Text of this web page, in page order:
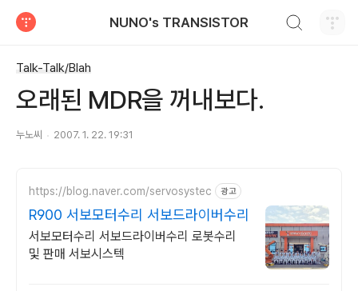
NUNO's TRANSISTOR
Talk-Talk/Blah
오래된 MDR을 꺼내보다.
누노씨 2007. 1. 22. 19:31
https://blog.naver.com/servosystec 광고
R900 서보모터수리 서보드라이버수리
서보모터수리 서보드라이버수리 로봇수리
및 판매 서보시스텍